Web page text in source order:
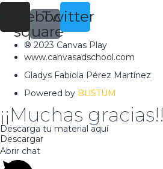
Facebook-
square
Twitter
® 2023 Canvas Play
www.canvasadschool.com
Gladys Fabiola Pérez Martínez
Powered by BUSTUM
¡¡Muchas gracias!!
Descarga tu material aquí
Descargar
Abrir chat